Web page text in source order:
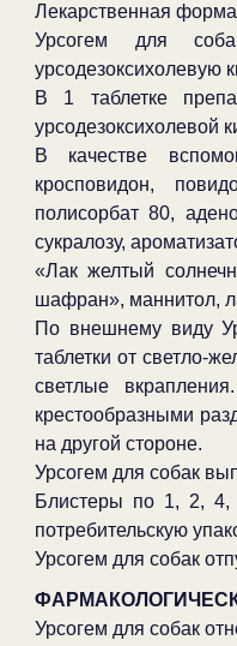
Лекарственная
Урсогем для
урсодезоксихолевую
В 1 таблетке
урсодезоксихолевой
В качестве
кросповидон,
полисорбат 80,
сукралозу,
«Лак желтый
шафран», маннитол,
По внешнему виду
таблетки от светло-
светлые
крестообразными
на другой стороне.
Урсогем для собак
Блистеры по 1, 2, 4,
потребительскую
Урсогем для собак
Урсогем для собак